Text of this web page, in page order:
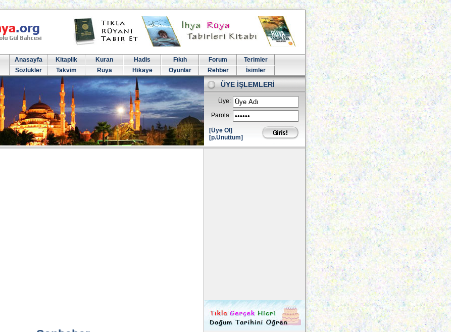
Anasayfa Kitaplik Kuran Hadis Fıkıh Forum
Terimler
Sözlükler
Takvim Rüya Hikaye Oyunlar Rehber İsimler
ÜYE İŞLEMLERİ
Üye:
Parola:
[Üye Ol]
[p.Unuttum]